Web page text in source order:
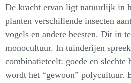
De kracht ervan ligt natuurlijk in
planten verschillende insecten
vogels en andere beesten. Dit in
monocultuur. In tuinderijen
combinatieteelt: goede en
wordt het “gewoon” polycultuur.